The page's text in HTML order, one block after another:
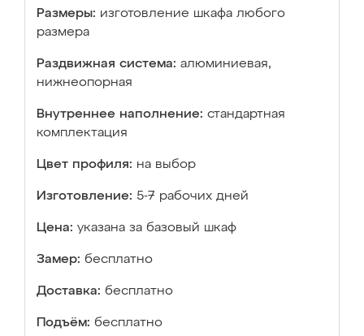
Размеры: изготовление шкафа любого
размера
Раздвижная система: алюминиевая,
нижнеопорная
Внутреннее наполнение: стандартная
комплектация
Цвет профиля: на выбор
Изготовление: 5-7 рабочих дней
Цена: указана за базовый шкаф
Замер: бесплатно
Доставка: бесплатно
Подъём: бесплатно